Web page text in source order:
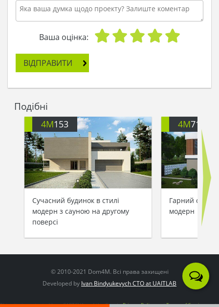
Ваша оцінка:
ВІДПРАВИТИ
Подібні
4M153
Сучасний будинок в стилі
модерн з сауною на другому
поверсі
4M711
Гарний
модерн
© 2010-2021 Dom4M. Всі права захищені
Developed by Ivan Bindyukevych CTO at UAITLAB
This site is protected by reCAPTCHA and the GooglePrivacy PolicyandTerms of Serviceapply